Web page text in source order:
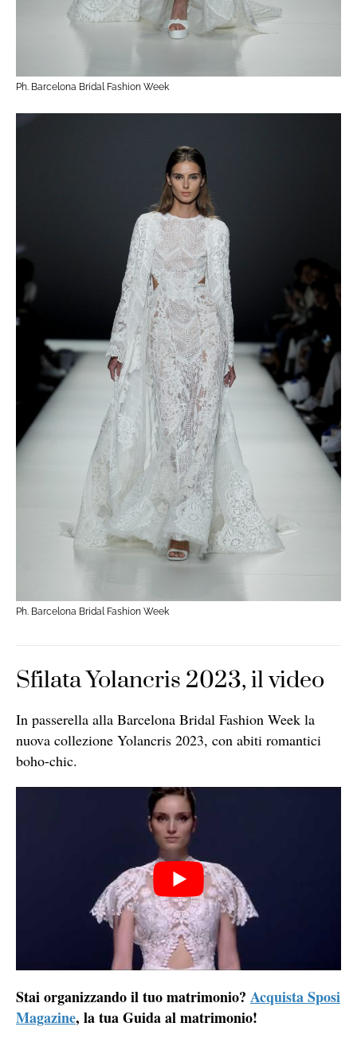
Ph. Barcelona Bridal Fashion Week
Ph. Barcelona Bridal Fashion Week
Sfilata Yolancris 2023, il video
In passerella alla Barcelona Bridal Fashion Week la
nuova collezione Yolancris 2023, con abiti romantici
boho-chic.
Stai organizzando il tuo matrimonio? Acquista Sposi
Magazine, la tua Guida al matrimonio!